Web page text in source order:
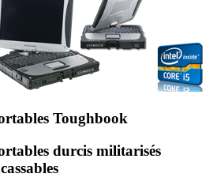
Toughbook
durcis militarisés